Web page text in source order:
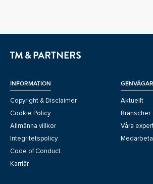
INFORMATION
Copyright & Disclaimer
Cookie Policy
Allmänna villkor
Integritetspolicy
Code of Conduct
Karriär
GENVÄGAR
Aktuellt
Branscher
Våra